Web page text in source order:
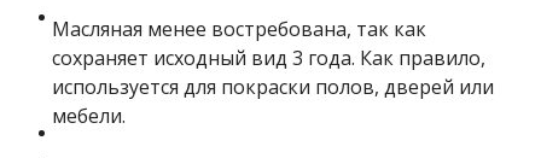
Масляная менее востребована, так как
сохраняет исходный вид 3 года. Как правило,
используется для покраски полов, дверей или
мебели.